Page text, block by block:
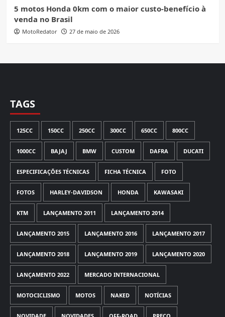
5 motos Honda 0km com o maior custo-benefício à
venda no Brasil
MotoRedator 27 de maio de 2026
TAGS
125CC 150CC 250CC 300CC 650CC 800CC
1000CC BAJAJ BMW CUSTOM DAFRA DUCATI
ESPECIFICAÇÕES TÉCNICAS FICHA TÉCNICA FOTO
FOTOS HARLEY-DAVIDSON HONDA KAWASAKI
KTM LANÇAMENTO 2011 LANÇAMENTO 2014
LANÇAMENTO 2015 LANÇAMENTO 2016 LANÇAMENTO 2017
LANÇAMENTO 2018 LANÇAMENTO 2019 LANÇAMENTO 2020
LANÇAMENTO 2022 MERCADO INTERNACIONAL
MOTOCICLISMO MOTOS NAKED NOTÍCIAS